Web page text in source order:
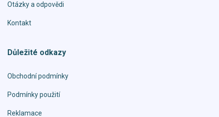
Otázky a odpovědi
Kontakt
Důležité odkazy
Obchodní podmínky
Podmínky použití
Reklamace